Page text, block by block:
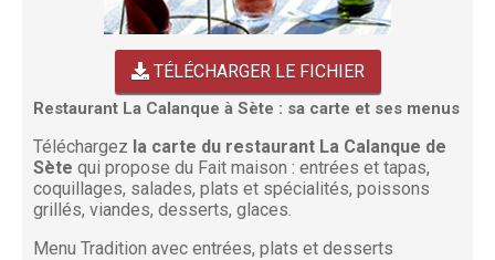
TÉLÉCHARGER LE FICHIER
Restaurant La Calanque à Sète : sa carte et ses menus
Téléchargez la carte du restaurant La Calanque de
Sète qui propose du Fait maison : entrées et tapas,
coquillages, salades, plats et spécialités, poissons
grillés, viandes, desserts, glaces.
Menu Tradition avec entrées, plats et desserts